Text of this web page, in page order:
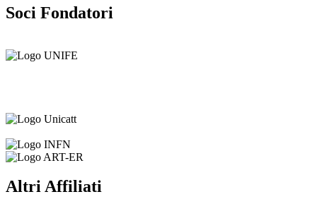
Soci Fondatori
Altri Affiliati